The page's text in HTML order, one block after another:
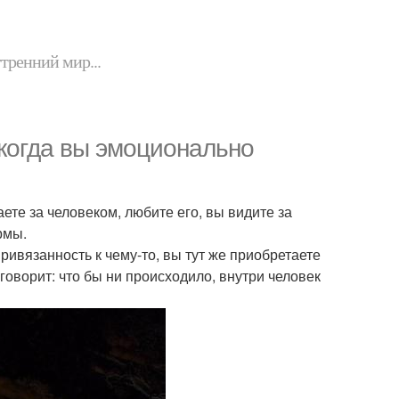
мир...
вы эмоционально
за человеком, любите его, вы видите за
к чему-то, вы тут же приобретаете
что бы ни происходило, внутри человек